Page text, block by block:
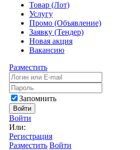
Товар (Лот)
Услугу
Промо (Объявление)
Заявку (Тендер)
Новая акция
Вакансию
Разместить
Запомнить
Войти
Войти
Или:
Регистрация
Разместить Войти